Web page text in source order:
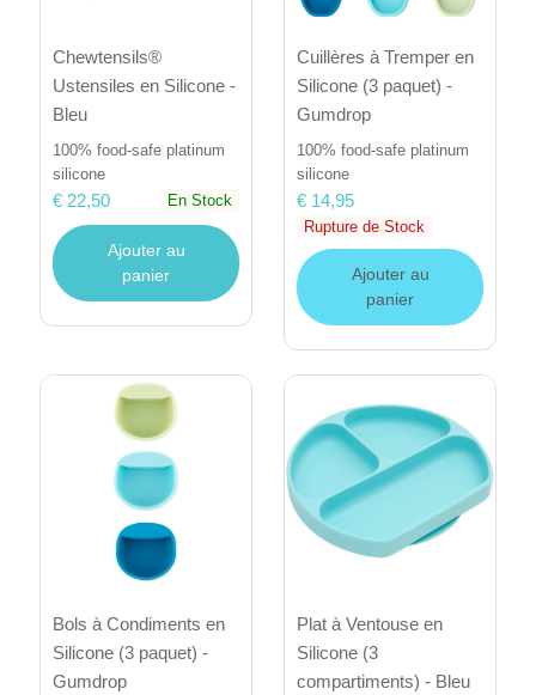
Chewtensils®
Ustensiles en Silicone -
Bleu
100% food-safe platinum
silicone
€ 22,50 En Stock
Ajouter au
panier
Cuillères à Tremper en
Silicone (3 paquet) -
Gumdrop
100% food-safe platinum
silicone
€ 14,95
Rupture de Stock
Ajouter au
panier
Bols à Condiments en
Silicone (3 paquet) -
Gumdrop
Plat à Ventouse en
Silicone (3
compartiments) - Bleu